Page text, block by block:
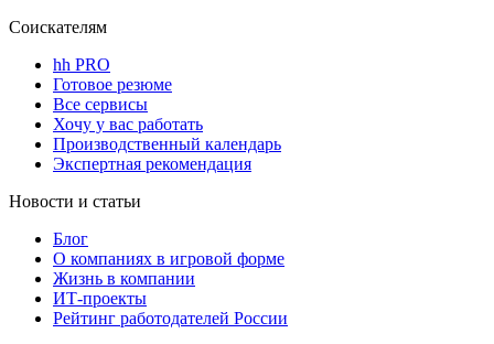
Соискателям
hh PRO
Готовое резюме
Все сервисы
Хочу у вас работать
Производственный календарь
Экспертная рекомендация
Новости и статьи
Блог
О компаниях в игровой форме
Жизнь в компании
ИТ-проекты
Рейтинг работодателей России